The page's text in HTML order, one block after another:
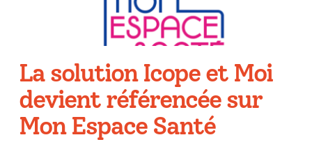
La solution Icope et Moi
devient référencée sur
Mon Espace Santé